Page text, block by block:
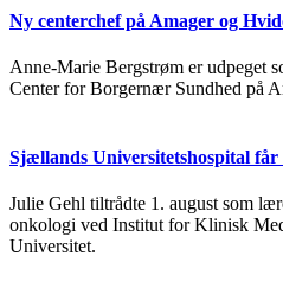
Ny centerchef på Amager og
Anne-Marie Bergstrøm er udpeget
Center for Borgernær Sundhed på
Sjællands Universitetshospital
Julie Gehl tiltrådte 1. august som
onkologi ved Institut for Klinisk
Universitet.